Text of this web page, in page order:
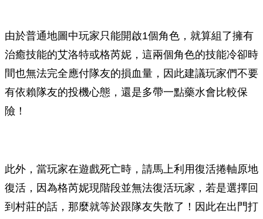
由於普通地圖中玩家只能開啟1個角色，就算組了擁有
治癒技能的艾洛特或格芮妮，這兩個角色的技能冷卻時
間也無法完全應付隊友的損血量，因此建議玩家們不要
有依賴隊友的投機心態，還是多帶一點藥水會比較保
險！
此外，當玩家在遊戲死亡時，請馬上利用復活捲軸原地
復活，因為格芮妮現階段並無法復活玩家，若是選擇回
到村莊的話，那麼就等於跟隊友失散了！因此在出門打